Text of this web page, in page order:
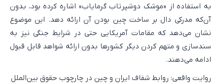
به استفاده از «موشک دوشپرتاب گرمایاب» اشاره کرده بود، بدون
آن‌که مدرکی دال بر ساخت چین بودن آن ارائه دهد. این موضوع
نشان می‌دهد که مقامات آمریکایی حتی در شرایط جنگی نیز به
سندسازی و متهم کردن دیگر کشورها بدون ارائه شواهد قابل قبول
ادامه می‌دهند.
روایت واقعی: روابط شفاف ایران و چین در چارچوب حقوق بین‌الملل